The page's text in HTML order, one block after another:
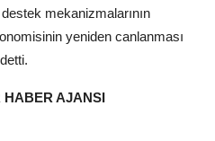
mekanizmalarının
yeniden canlanması
HABER AJANSI